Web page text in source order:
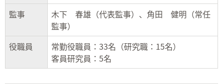
監事
木下 春雄（代表監事）、角田 健明（常任
監事）
役職員
常勤役職員：33名（研究職：15名）
客員研究員：5名